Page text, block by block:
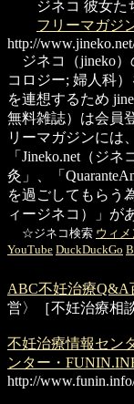
ジネコ 彼女た
フリーマガジ
http://
ジネコ（jineko
コロジー; 婦人科
を連想するため
無料雑誌）は会員
リーマガジンには
「Jineko.net（ジ
灸」、「
を過ごしてもらう
ィージネコ）」が
☆ジネコ検索 ウィメ
YouTube DuckDuckGo
ABC不妊治療Q&A
営〉［不妊治療相
不妊治療情報セン
ンター・
http://